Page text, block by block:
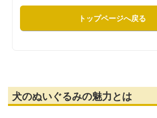
トップページへ戻る
犬のぬいぐるみの魅力とは